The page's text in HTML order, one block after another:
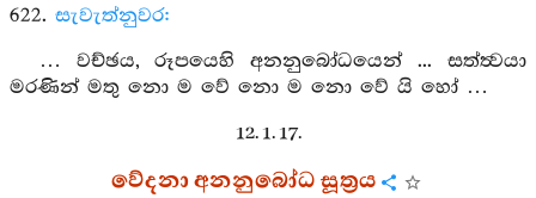
622. සැවැත්නුවර:
… වච්ඡය, රූපයෙහි අනනුබෝධයෙන් ... සත්ත්‍වයා
මරණින් මතු නො ම වේ නො ම නො වේ යි හෝ …
12. 1. 17.
වේදනා අනනුබෝධ සූත්‍රය